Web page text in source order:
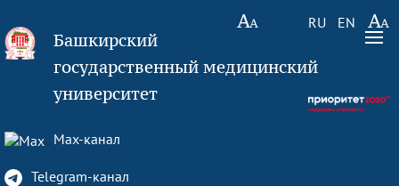
RU EN
Башкирский
государственный медицинский
университет
Max-канал
Telegram-канал